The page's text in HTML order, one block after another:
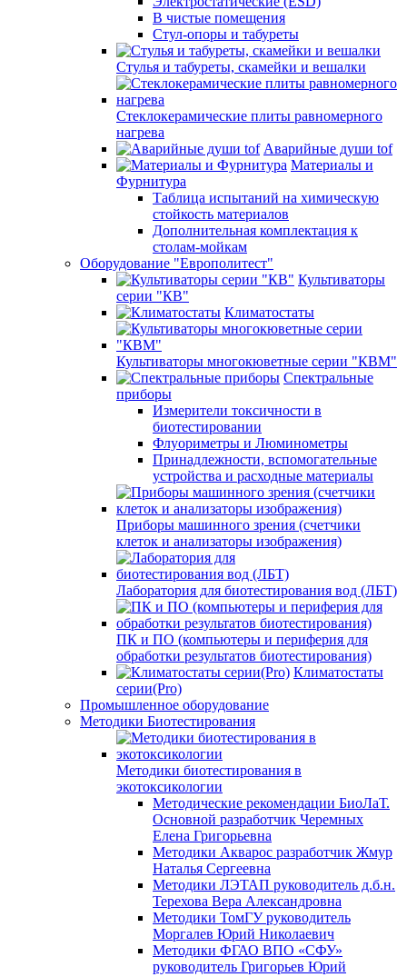
В чистые помещения
Стул-опоры и табуреты
Стулья и табуреты, скамейки и вешалки
Стеклокерамические плиты равномерного
нагрева
Аварийные души tof
Материалы и
Фурнитура
Таблица испытаний на химическую
стойкость материалов
Дополнительная комплектация к
столам-мойкам
Оборудование "Европолитест"
Культиваторы
серии "КВ"
Климатостаты
Культиваторы многокюветные серии "КВМ"
Спектральные
приборы
Измерители токсичности в
биотестировании
Флуориметры и Люминометры
Принадлежности, вспомогательные
устройства и расходные материалы
Приборы машинного зрения (счетчики
клеток и анализаторы изображения)
Лаборатория для биотестирования вод (ЛБТ)
ПК и ПО (компьютеры и периферия для
обработки результатов биотестирования)
Климатостаты
серии(Pro)
Промышленное оборудование
Методики Биотестирования
Методики биотестирования в
экотоксикологии
Методические рекомендации БиоЛаТ.
Основной разработчик Черемных
Елена Григорьевна
Методики Акварос разработчик Жмур
Наталья Сергеевна
Методики ЛЭТАП руководитель д.б.н.
Терехова Вера Александровна
Методики ТомГУ руководитель
Моргалев Юрий Николаевич
Методики ФГАО ВПО «СФУ»
руководитель Григорьев Юрий